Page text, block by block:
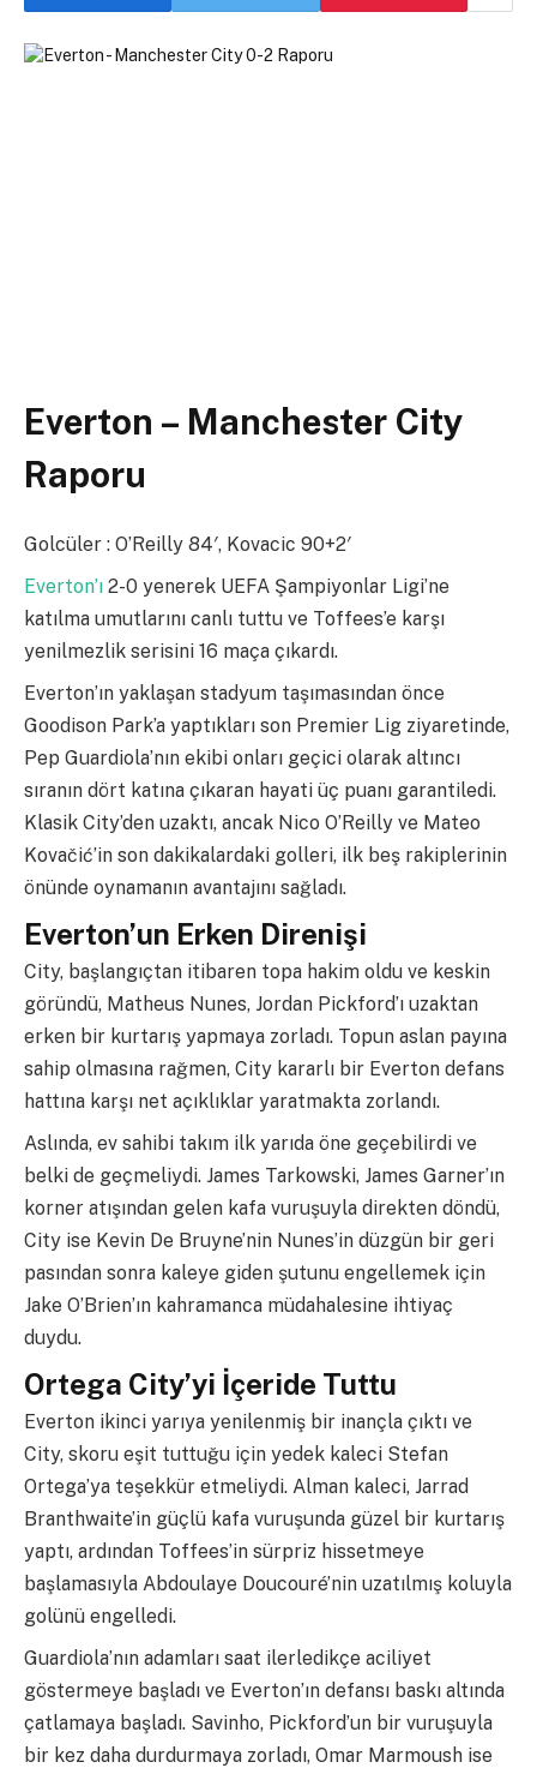
Everton – Manchester City
Raporu
Golcüler : O’Reilly 84′, Kovacic 90+2′
Everton’ı 2-0 yenerek UEFA Şampiyonlar Ligi’ne
katılma umutlarını canlı tuttu ve Toffees’e karşı
yenilmezlik serisini 16 maça çıkardı.
Everton’ın yaklaşan stadyum taşımasından önce
Goodison Park’a yaptıkları son Premier Lig ziyaretinde,
Pep Guardiola’nın ekibi onları geçici olarak altıncı
sıranın dört katına çıkaran hayati üç puanı garantiledi.
Klasik City’den uzaktı, ancak Nico O’Reilly ve Mateo
Kovačić’in son dakikalardaki golleri, ilk beş rakiplerinin
önünde oynamanın avantajını sağladı.
Everton’un Erken Direnişi
City, başlangıçtan itibaren topa hakim oldu ve keskin
göründü, Matheus Nunes, Jordan Pickford’ı uzaktan
erken bir kurtarış yapmaya zorladı. Topun aslan payına
sahip olmasına rağmen, City kararlı bir Everton defans
hattına karşı net açıklıklar yaratmakta zorlandı.
Aslında, ev sahibi takım ilk yarıda öne geçebilirdi ve
belki de geçmeliydi. James Tarkowski, James Garner’ın
korner atışından gelen kafa vuruşuyla direkten döndü,
City ise Kevin De Bruyne’nin Nunes’in düzgün bir geri
pasından sonra kaleye giden şutunu engellemek için
Jake O’Brien’ın kahramanca müdahalesine ihtiyaç
duydu.
Ortega City’yi İçeride Tuttu
Everton ikinci yarıya yenilenmiş bir inançla çıktı ve
City, skoru eşit tuttuğu için yedek kaleci Stefan
Ortega’ya teşekkür etmeliydi. Alman kaleci, Jarrad
Branthwaite’in güçlü kafa vuruşunda güzel bir kurtarış
yaptı, ardından Toffees’in sürpriz hissetmeye
başlamasıyla Abdoulaye Doucouré’nin uzatılmış koluyla
golünü engelledi.
Guardiola’nın adamları saat ilerledikçe aciliyet
göstermeye başladı ve Everton’ın defansı baskı altında
çatlamaya başladı. Savinho, Pickford’un bir vuruşuyla
bir kez daha durdurmaya zorladı, Omar Marmoush ise